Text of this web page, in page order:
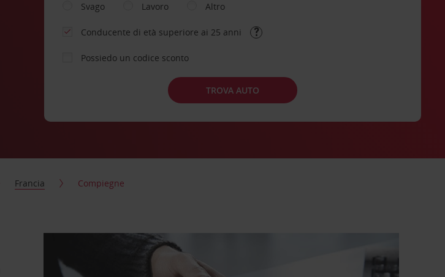
Svago
Lavoro Altro
Conducente di età superiore ai 25 anni
Possiedo un codice sconto
TROVA AUTO
Francia Compiegne